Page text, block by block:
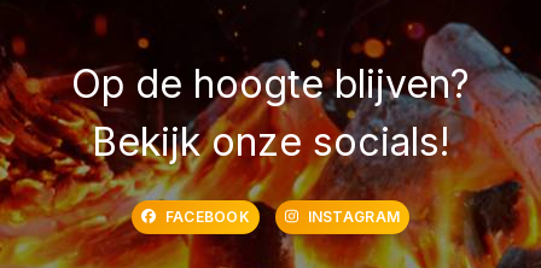
Op de hoogte blijven?
Bekijk onze socials!
FACEBOOK INSTAGRAM